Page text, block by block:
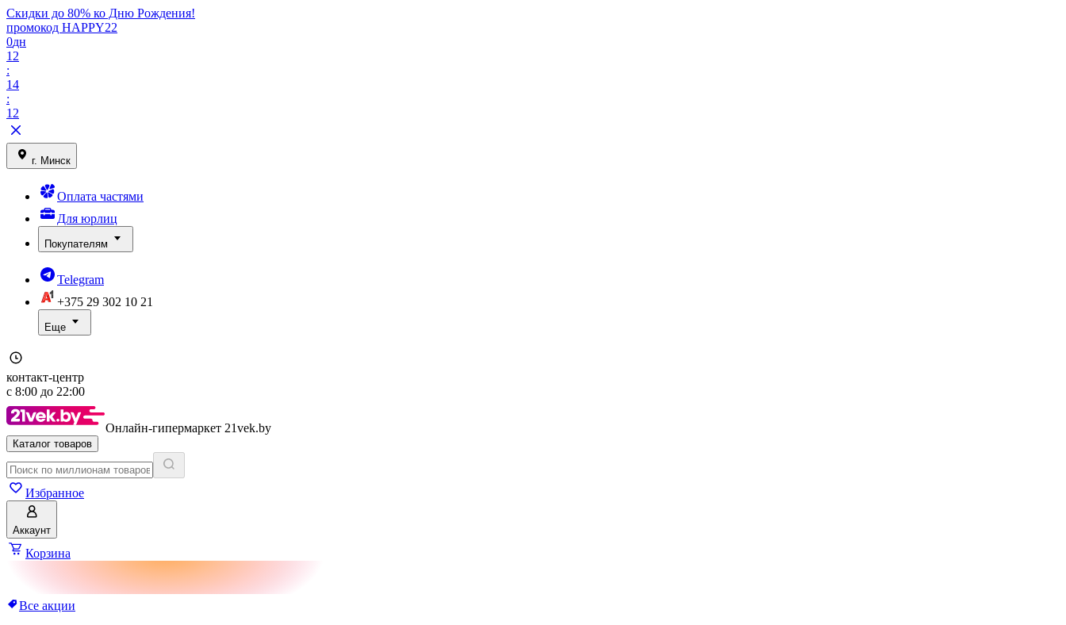
Скидки до 80% ко Дню Рождения!
промокод HAPPY22
0дн
12
:
14
:
12
г. Минск
Оплата частями
Для юрлиц
Покупателям
Telegram
+375 29 302 10 21
Еще
контакт-центр
с 8:00 до 22:00
Онлайн-гипермаркет 21vek.by
Каталог товаров
Избранное
Аккаунт
Корзина
Все акции